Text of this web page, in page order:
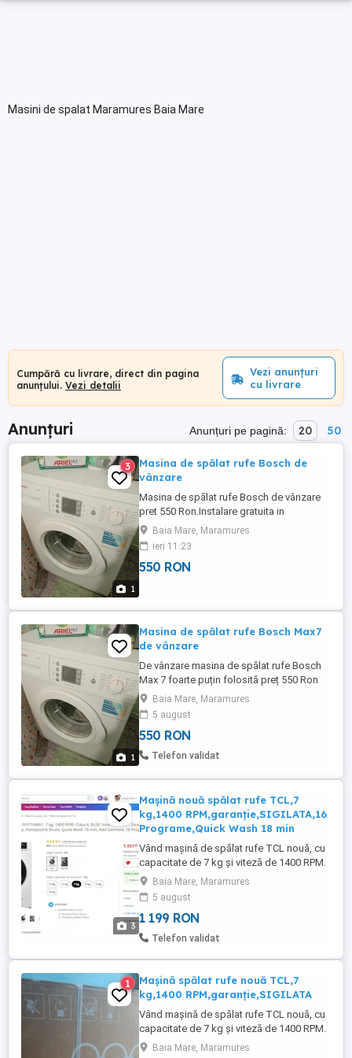
Masini de spalat Maramures Baia Mare
Cumpără cu livrare, direct din pagina
anunțului. Vezi detalii
Vezi anunțuri
cu livrare
Anunțuri Anunțuri pe pagină: 20 50
1
3
Masina de spălat rufe Bosch de
vânzare
Masina de spălat rufe Bosch de vânzare
pret 550 Ron.Instalare gratuita in
municipiul Baia Mare telefon
Baia Mare, Maramures
ieri 11:23
550 RON
1
Masina de spălat rufe Bosch Max7
de vânzare
De vânzare masina de spălat rufe Bosch
Max 7 foarte puțin folosită preț 550 Ron
negociabil tel
Baia Mare, Maramures
5 august
550 RON
Telefon validat
3
Mașină nouă spălat rufe TCL,7
kg,1400 RPM,garanție,SIGILATA,16
Programe,Quick Wash 18 min
Vând mașină de spălat rufe TCL nouă, cu
capacitate de 7 kg și viteză de 1400 RPM.
Are factura si beneficiază de garanție.
Este sigilată in cutie - poza 2. Valabil in
Baia Mare. Pe EMAG e 1900 lei-poza 3.
Masina de spalat rufe TCL , 7 kg, 1400
RPM, Clasa A, BLDC Inverter Motor, Steam
Baia Mare, Maramures
5 august
1 199 RON
Telefon validat
1
Mașină spălat rufe nouă TCL,7
kg,1400 RPM,garanție,SIGILATA
Vând mașină de spălat rufe TCL nouă, cu
capacitate de 7 kg și viteză de 1400 RPM.
Beneficiază de garanție și este sigilată.
Baia Mare, Maramures